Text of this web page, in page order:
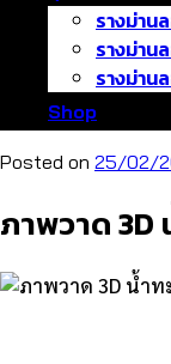
รางม่าน
รางม่าน
รางม่าน
Shop
Posted on 25/02/
ภาพวาด 3D